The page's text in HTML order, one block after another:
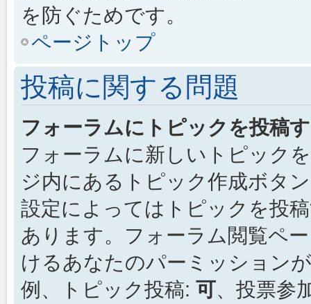
を防ぐためです。
ページトップ
投稿に関する問題
フォーラムにトピックを投稿
フォーラムに新しいトピック
ジ内にあるトピック作成ボタ
設定によってはトピックを投
あります。フォーラム閲覧ペ
けるあなたのパーミッション
例、トピック投稿: 可、投票参